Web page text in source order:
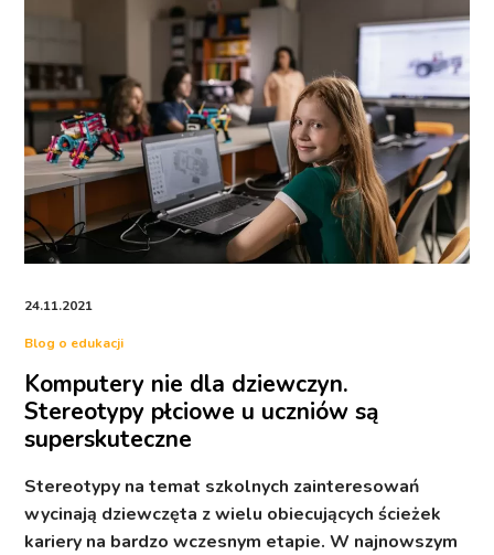
24.11.2021
Blog o edukacji
Komputery nie dla dziewczyn.
Stereotypy płciowe u uczniów są
superskuteczne
Stereotypy na temat szkolnych zainteresowań
wycinają dziewczęta z wielu obiecujących ścieżek
kariery na bardzo wczesnym etapie. W najnowszym